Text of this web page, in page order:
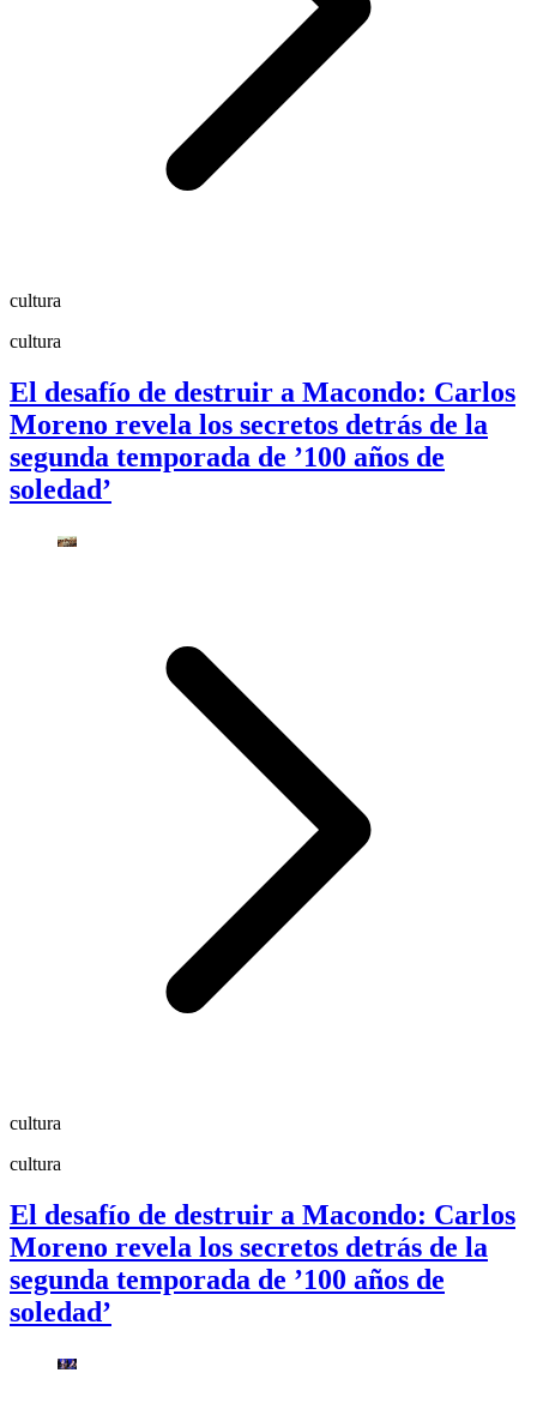
cultura
cultura
El desafío de destruir a Macondo: Carlos
Moreno revela los secretos detrás de la
segunda temporada de ’100 años de
soledad’
cultura
cultura
El desafío de destruir a Macondo: Carlos
Moreno revela los secretos detrás de la
segunda temporada de ’100 años de
soledad’